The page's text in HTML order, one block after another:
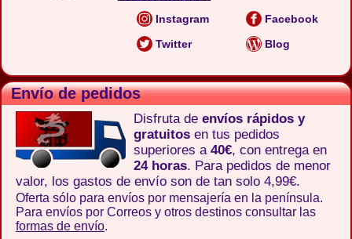
Instagram
Facebook
Twitter
Blog
Envío de pedidos
Disfruta de envíos rápidos y
gratuitos en tus pedidos
superiores a 40€, con entrega en
24 horas. Para pedidos de menor
valor, los gastos de envío son de tan solo 4,99€.
Oferta sólo para envíos por mensajería en la península.
Para envíos por Correos y otros destinos consultar las
formas de envío.